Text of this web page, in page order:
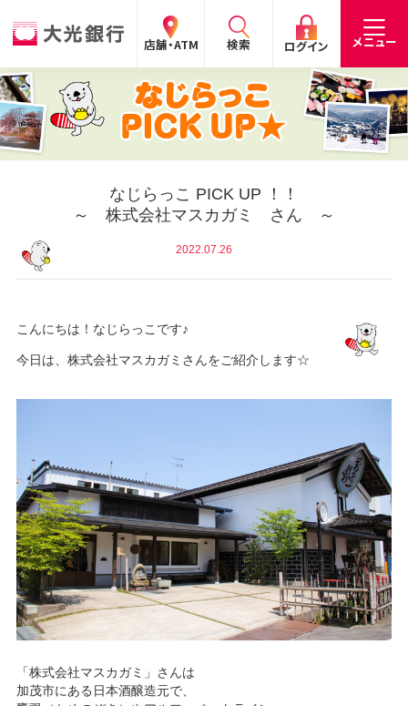
店舗・ATM 検索 ログイン メニュー
閉じる
手数料 預金金利 お問合わせ
個人の
お客さま
法人の
お客さま
企業・
IR情報
採用
閉じる
個人のお客さま
たいこうパーソナルe-バンキング
サービスのご案内 ログイン
デビット会員用 Web
サービスのご案内 ログイン
たいこうインターネット投信
たいこうNavi
（たいこうNaviをご利用のお客さま向け）
サービスのご案内 ログイン（※）
※たいこうNaviはウェルスナビ株式会社が提供するサービスです。
これより先のページは、ウェルスナビ株式会社が運営するサイトとなりま
す。
法人のお客さま
閉じる
なじらっこ PICK UP ！！
～ 株式会社マスカガミ さん ～
2022.07.26
こんにちは！なじらっこです♪
今日は、株式会社マスカガミさんをご紹介します☆
「株式会社マスカガミ」さんは
加茂市にある日本酒醸造元で、